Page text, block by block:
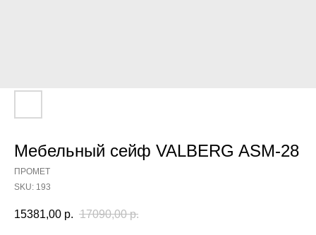
Мебельный сейф VALBERG ASM-28
ПРОМЕТ
SKU: 193
15381,00 р. 17090,00 р.